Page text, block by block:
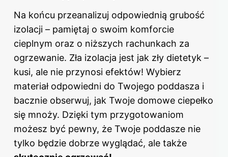
Na końcu przeanalizuj odpowiednią grubość
izolacji – pamiętaj o swoim komforcie
cieplnym oraz o niższych rachunkach za
ogrzewanie. Zła izolacja jest jak zły dietetyk –
kusi, ale nie przynosi efektów! Wybierz
materiał odpowiedni do Twojego poddasza i
bacznie obserwuj, jak Twoje domowe ciepełko
się mnoży. Dzięki tym przygotowaniom
możesz być pewny, że Twoje poddasze nie
tylko będzie dobrze wyglądać, ale także